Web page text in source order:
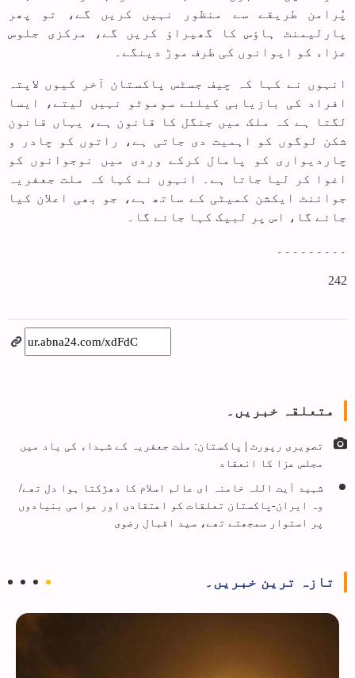
پُرامن طریقے سے منظور نہیں کریں گے، تو پھر
پارلیمنٹ ہاؤس کا گھیراؤ کریں گے، مرکزی جلوس
عزاء کو ایوانوں کی طرف موڑ دینگے۔
انہوں نے کہا کہ چیف جسٹس پاکستان آخر کیوں لاپتہ
افراد کی بازیابی کیلئے سوموٹو نہیں لیتے، ایسا
لگتا ہے کہ ملک میں جنگل کا قانون ہے، یہاں قانون
شکن لوگوں کو اہمیت دی جاتی ہے، راتوں کو چادر و
چاردیواری کو پامال کرکے وردی میں نوجوانوں کو
اغوا کر لیا جاتا ہے۔ انہوں نے کہا کہ ملت جعفریہ
جوائنٹ ایکشن کمیٹی کے ساتھ ہے، جو بھی اعلان کیا
جائے گا، اس پر لبیک کہا جائے گا۔
242
متعلقہ خبریں۔
تصویری رپورٹ | پاکستان: ملت جعفریہ کے شہداء کی یاد میں
مجلس عزا کا انعقاد
شہید آیت اللہ خامنہ ای عالم اسلام کا دھڑکتا ہوا دل تھے/
وہ ایران-پاکستان تعلقات کو اعتقادی اور عوامی بنیادوں
پر استوار سمجھتے تھے، سید اقبال رضوی
تازہ ترین خبریں۔